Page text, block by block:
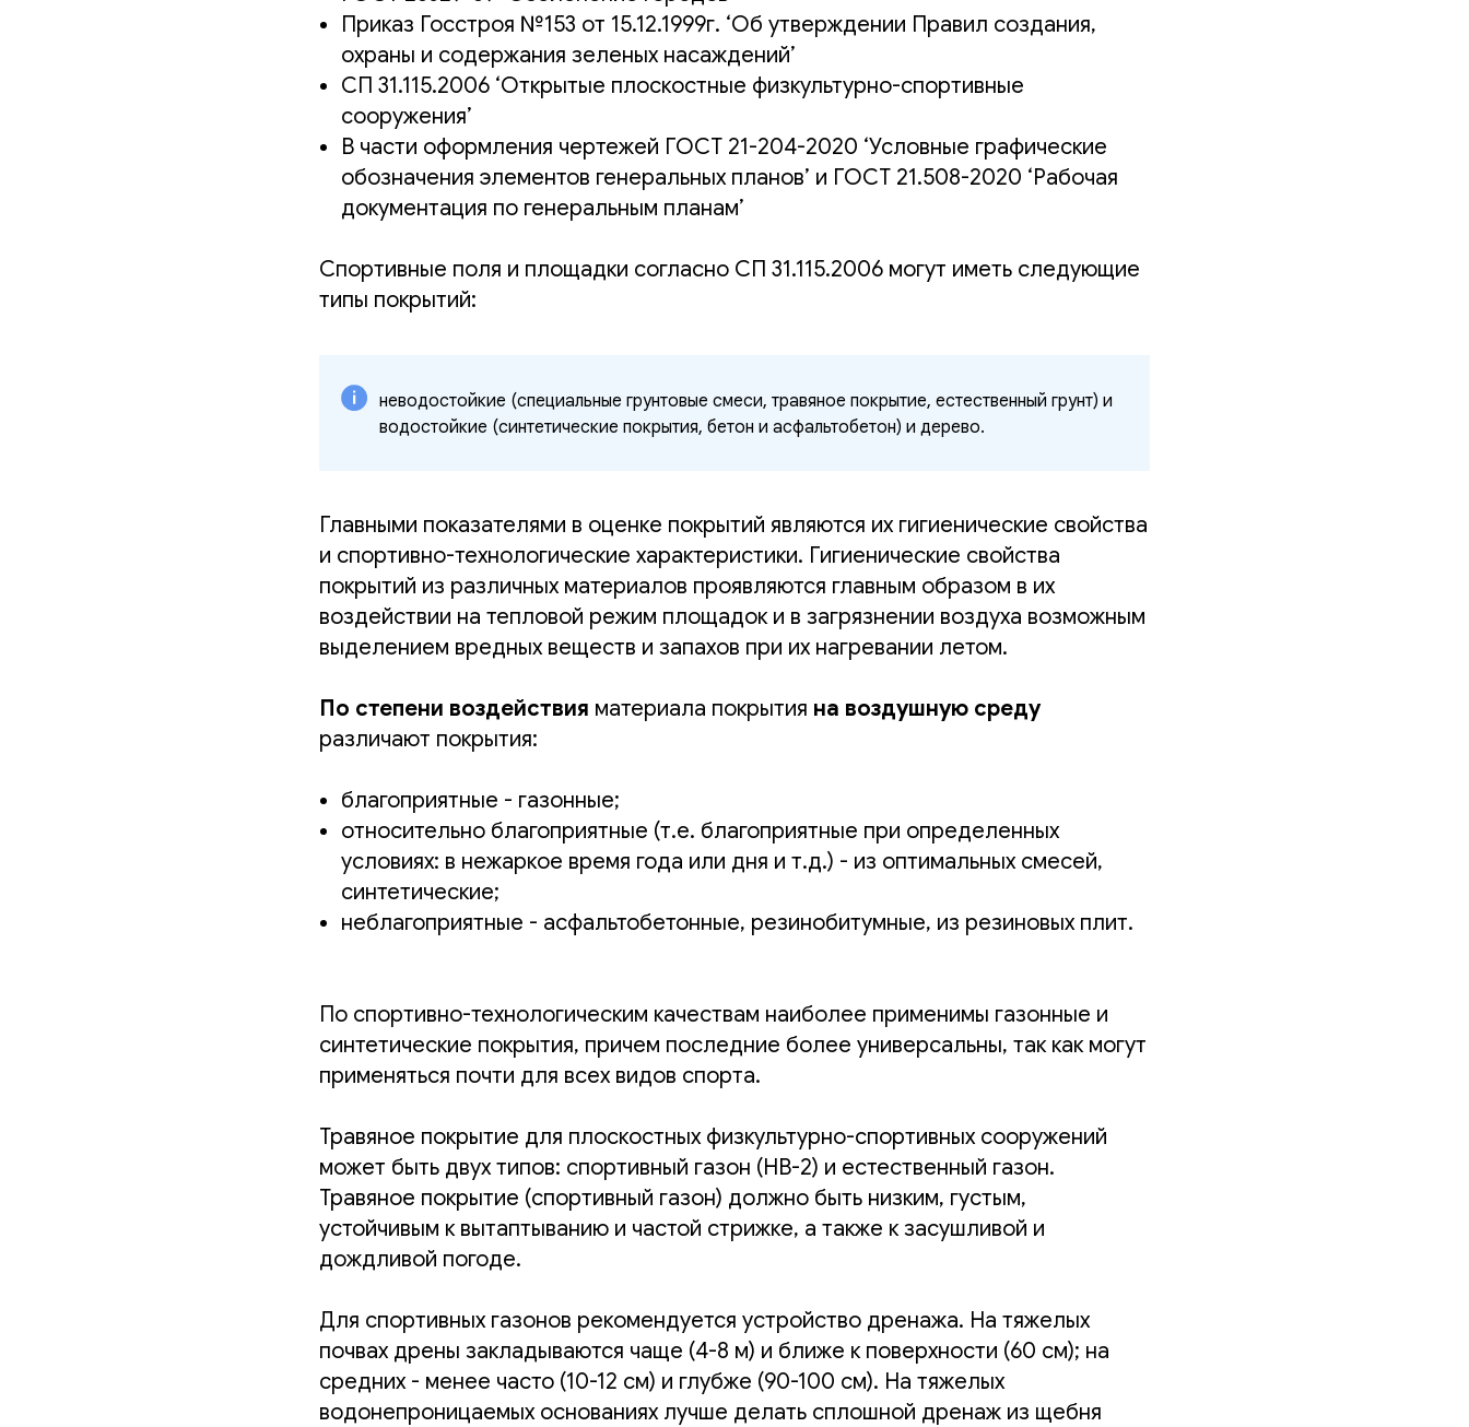
Приказ Госстроя №153 от 15.12.1999г. ‘Об утверждении Правил создания,
охраны и содержания зеленых насаждений’
СП 31.115.2006 ‘Открытые плоскостные физкультурно-спортивные
сооружения’
В части оформления чертежей ГОСТ 21-204-2020 ‘Условные графические
обозначения элементов генеральных планов’ и ГОСТ 21.508-2020 ‘Рабочая
документация по генеральным планам’
Спортивные поля и площадки согласно СП 31.115.2006 могут иметь следующие
типы покрытий:
неводостойкие (специальные грунтовые смеси, травяное покрытие, естественный грунт) и
водостойкие (синтетические покрытия, бетон и асфальтобетон) и дерево.
Главными показателями в оценке покрытий являются их гигиенические свойства
и спортивно-технологические характеристики. Гигиенические свойства
покрытий из различных материалов проявляются главным образом в их
воздействии на тепловой режим площадок и в загрязнении воздуха возможным
выделением вредных веществ и запахов при их нагревании летом.
По степени воздействия материала покрытия на воздушную среду
различают покрытия:
благоприятные - газонные;
относительно благоприятные (т.е. благоприятные при определенных
условиях: в нежаркое время года или дня и т.д.) - из оптимальных смесей,
синтетические;
неблагоприятные - асфальтобетонные, резинобитумные, из резиновых плит.
По спортивно-технологическим качествам наиболее применимы газонные и
синтетические покрытия, причем последние более универсальны, так как могут
применяться почти для всех видов спорта.
Травяное покрытие для плоскостных физкультурно-спортивных сооружений
может быть двух типов: спортивный газон (НВ-2) и естественный газон.
Травяное покрытие (спортивный газон) должно быть низким, густым,
устойчивым к вытаптыванию и частой стрижке, а также к засушливой и
дождливой погоде.
Для спортивных газонов рекомендуется устройство дренажа. На тяжелых
почвах дрены закладываются чаще (4-8 м) и ближе к поверхности (60 см); на
средних - менее часто (10-12 см) и глубже (90-100 см). На тяжелых
водонепроницаемых основаниях лучше делать сплошной дренаж из щебня